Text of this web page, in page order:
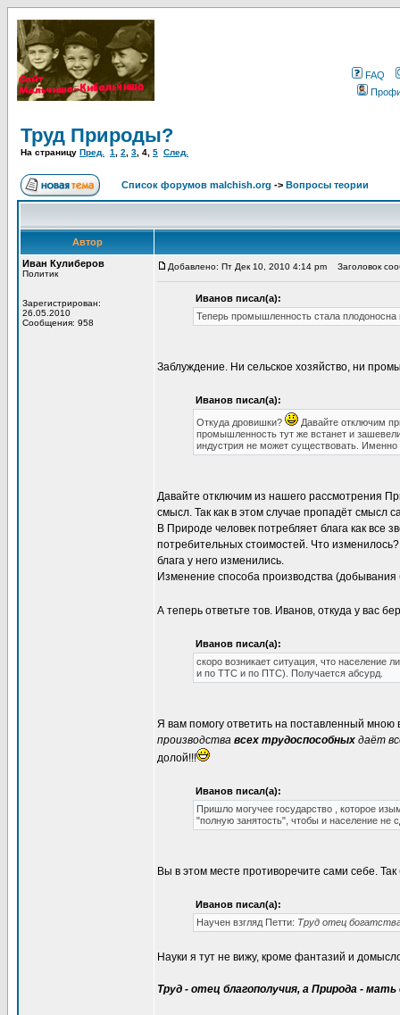
FAQ
Труд Природы?
На страницу Пред. 1 2 3 4 5 След.
Список форумов malchish.org -> Вопросы теории
Автор
Иван Кулиберов
Политик
Зарегистрирован:
26.05.2010
Сообщения: 958
Добавлено: Пт Дек 10, 2010 4:14 pm Заголовок
Иванов писал(а):
Теперь промышленность стала
Заблуждение. Ни сельское хозяйство, ни
Иванов писал(а):
Откуда дровишки?
Давайте отключим
промышленность тут же встанет и
индустрия не может существовать. Именно
Давайте отключим из нашего рассмотрения
смысл. Так как в этом случае пропадёт смысл
В Природе человек потребляет блага как все
потребительных стоимостей. Что
блага у него изменились.
Изменение способа производства (добывания
А теперь ответьте тов. Иванов, откуда у вас
Иванов писал(а):
скоро возникает ситуация, что население
и по ТТС и по ПТС). Получается абсурд.
Я вам помогу ответить на поставленный
производства всех трудоспособных даёт
долой!!!
Иванов писал(а):
Пришло могучее государство , которое
"полную занятость", чтобы и население не
Вы в этом месте противоречите сами себе.
Иванов писал(а):
Научен взгляд Петти: Труд отец
Науки я тут не вижу, кроме фантазий и
Труд - отец благополучия, а Природа - мать